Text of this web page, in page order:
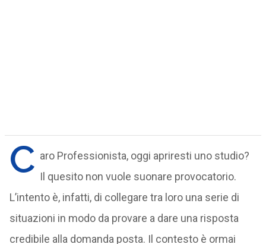
C aro Professionista, oggi apriresti uno studio?
Il quesito non vuole suonare provocatorio.
L’intento è, infatti, di collegare tra loro una serie di
situazioni in modo da provare a dare una risposta
credibile alla domanda posta. Il contesto è ormai